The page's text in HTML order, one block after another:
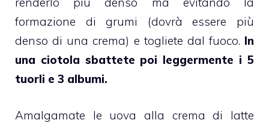
formazione di grumi (dovrà essere più
denso di una crema) e togliete dal fuoco. In
una ciotola sbattete poi leggermente i 5
tuorli e 3 albumi.
Amalgamate le uova alla crema di latte